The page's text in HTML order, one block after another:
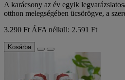
A karácsony az év egyik
otthon melegségében ücsörögve, a
3.290 Ft ÁFA nélkül: 2.591 Ft
Kosárba